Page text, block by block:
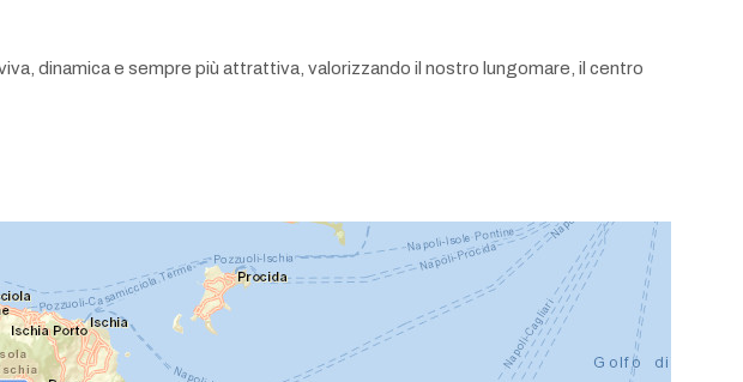
dinamica e sempre più attrattiva, valorizzando il nostro lungomare, il centro